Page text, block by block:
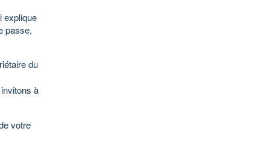
explique
passe,
du
à
votre